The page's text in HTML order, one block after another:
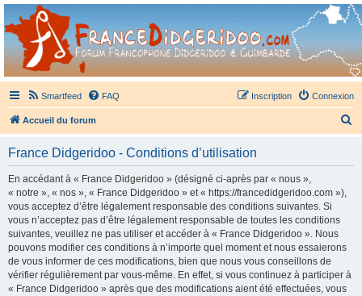
France Didgeridoo
Didgeridoo et Guimbarde sur France Didgeridoo - retrouvez la communauté.
Smartfeed FAQ Connexion
Inscription
Accueil du forum
France Didgeridoo - Conditions d’utilisation
En accédant à « France Didgeridoo » (désigné ci-après par « nous »,
« notre », « nos », « France Didgeridoo » et « https://francedidgeridoo.com »),
vous acceptez d’être légalement responsable des conditions suivantes. Si
vous n’acceptez pas d’être légalement responsable de toutes les conditions
suivantes, veuillez ne pas utiliser et accéder à « France Didgeridoo ». Nous
pouvons modifier ces conditions à n’importe quel moment et nous essaierons
de vous informer de ces modifications, bien que nous vous conseillons de
vérifier régulièrement par vous-même. En effet, si vous continuez à participer à
« France Didgeridoo » après que des modifications aient été effectuées, vous